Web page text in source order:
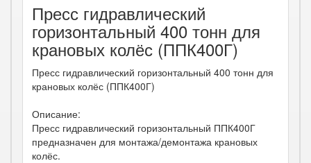
Пресс гидравлический
горизонтальный 400 тонн для
крановых колёс (ППК400Г)
Пресс гидравлический горизонтальный 400 тонн для
крановых колёс (ППК400Г)
Описание:
Пресс гидравлический горизонтальный ППК400Г
предназначен для монтажа/демонтажа крановых
колёс.